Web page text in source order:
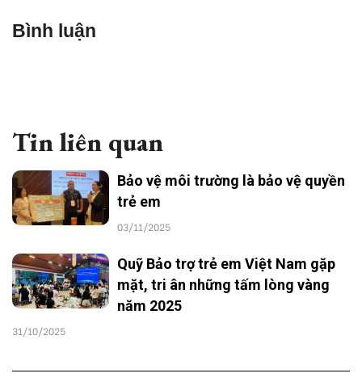
Bình luận
Tin liên quan
Bảo vệ môi trường là bảo vệ quyền
trẻ em
03/11/2025
Quỹ Bảo trợ trẻ em Việt Nam gặp
mặt, tri ân những tấm lòng vàng
năm 2025
31/10/2025